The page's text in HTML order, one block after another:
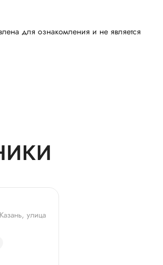
для ознакомления и не является
улица